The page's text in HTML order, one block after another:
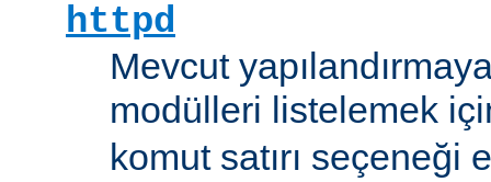
httpd
Mevcut
modülleri listelemek
komut satırı seçeneği